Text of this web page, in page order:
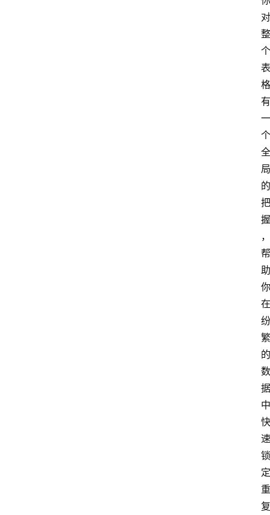
对
整
个
表
格
有
一
个
全
局
的
把
握
，
帮
助
你
在
纷
繁
的
数
据
中
快
速
锁
定
重
复